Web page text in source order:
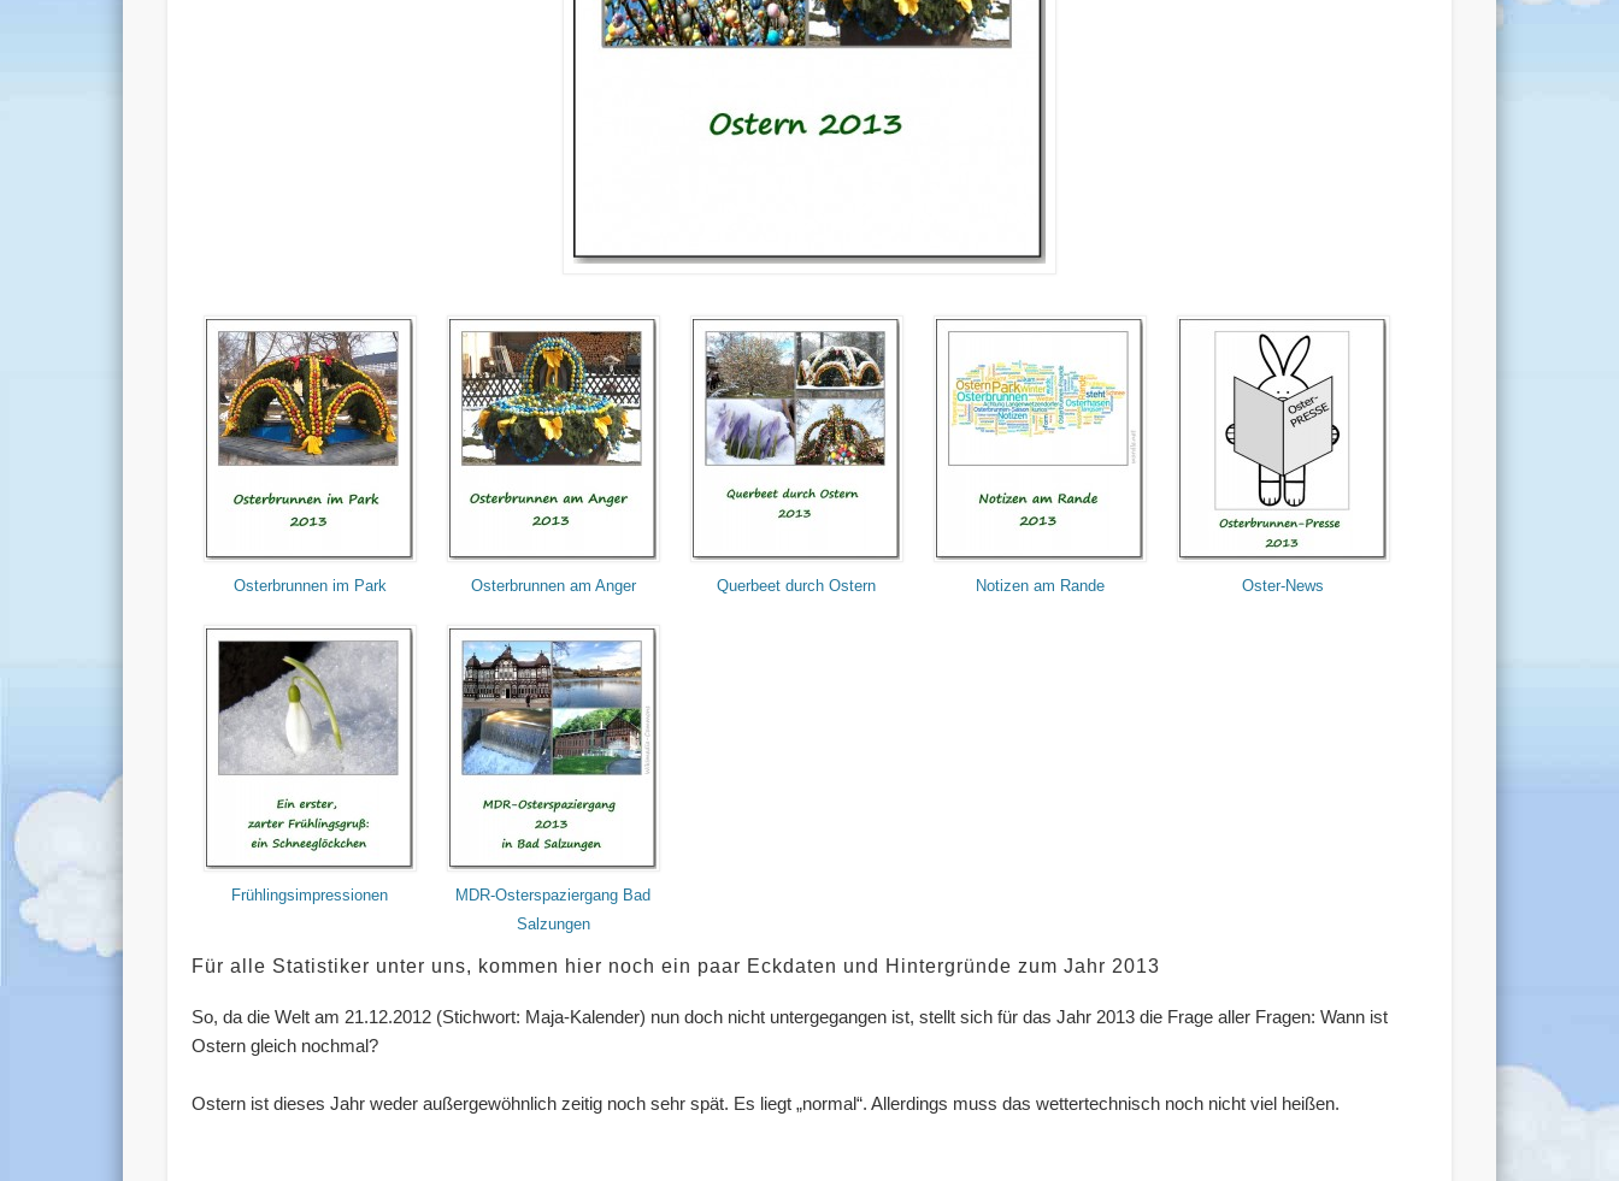
Osterbrunnen im Park Osterbrunnen am Anger Querbeet durch Ostern Notizen am Rande Oster-News
Frühlingsimpressionen
MDR-Osterspaziergang Bad
Salzungen
Für alle Statistiker unter uns, kommen hier noch ein paar Eckdaten und Hintergründe zum Jahr 2013
So, da die Welt am 21.12.2012 (Stichwort: Maja-Kalender) nun doch nicht untergegangen ist, stellt sich für das Jahr 2013 die Frage aller Fragen: Wann ist
Ostern gleich nochmal?
Ostern ist dieses Jahr weder außergewöhnlich zeitig noch sehr spät. Es liegt „normal“. Allerdings muss das wettertechnisch noch nicht viel heißen.